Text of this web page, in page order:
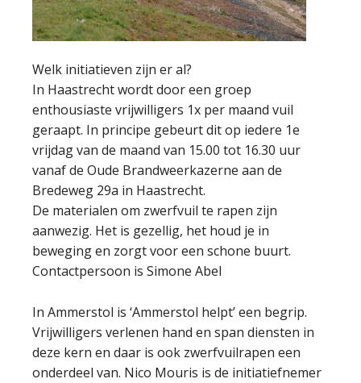
Welk initiatieven zijn er al?
In Haastrecht wordt door een groep
enthousiaste vrijwilligers 1x per maand vuil
geraapt. In principe gebeurt dit op iedere 1e
vrijdag van de maand van 15.00 tot 16.30 uur
vanaf de Oude Brandweerkazerne aan de
Bredeweg 29a in Haastrecht.
De materialen om zwerfvuil te rapen zijn
aanwezig. Het is gezellig, het houd je in
beweging en zorgt voor een schone buurt.
Contactpersoon is Simone Abel
In Ammerstol is ‘Ammerstol helpt’ een begrip.
Vrijwilligers verlenen hand en span diensten in
deze kern en daar is ook zwerfvuilrapen een
onderdeel van. Nico Mouris is de initiatiefnemer